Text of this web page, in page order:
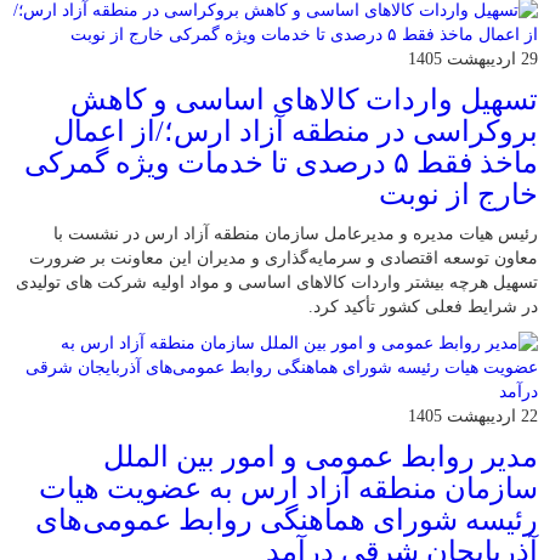
29 اردیبهشت 1405
تسهیل واردات کالاهای اساسی و کاهش
بروکراسی در منطقه آزاد ارس؛/از اعمال
ماخذ فقط ۵ درصدی تا خدمات ویژه گمرکی
خارج از نوبت
رئیس هیات ‌مدیره و مدیرعامل سازمان منطقه آزاد ارس در نشست با
معاون توسعه اقتصادی و سرمایه‌گذاری و مدیران این معاونت بر ضرورت
تسهیل هرچه بیشتر واردات کالاهای اساسی و مواد اولیه شرکت های تولیدی
در شرایط فعلی کشور تأکید کرد.
22 اردیبهشت 1405
مدیر روابط عمومی و امور بین الملل
سازمان منطقه آزاد ارس به عضویت هیات
رئیسه شورای هماهنگی روابط عمومی‌های
آذربایجان شرقی درآمد